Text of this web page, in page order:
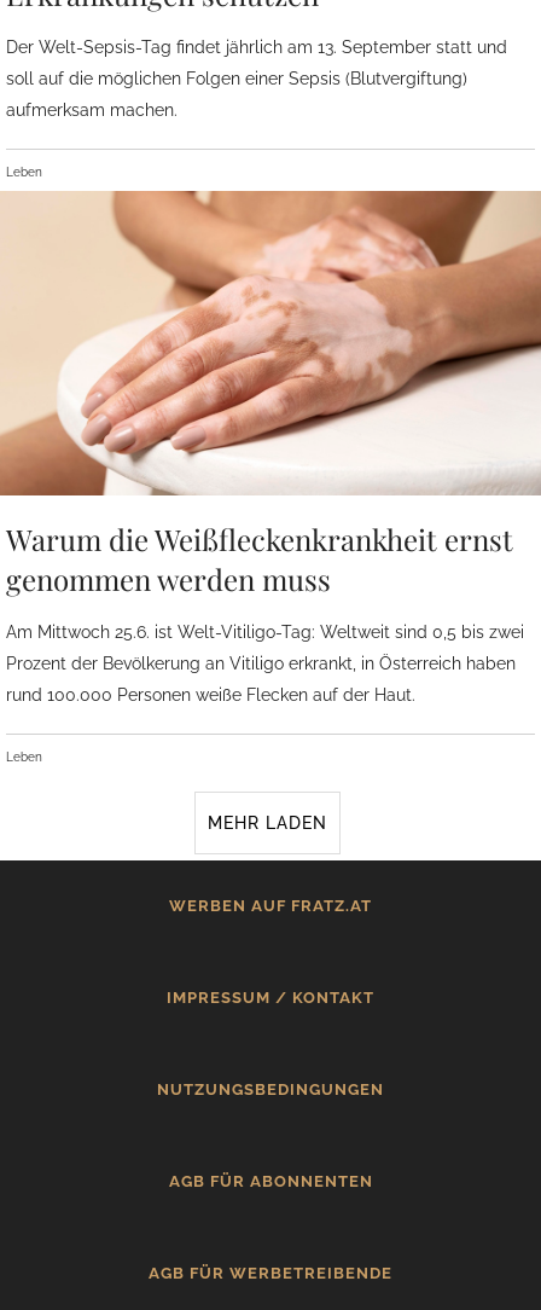
Der Welt-Sepsis-Tag findet jährlich am 13. September statt und
soll auf die möglichen Folgen einer Sepsis (Blutvergiftung)
aufmerksam machen.
Leben
Warum die Weißfleckenkrankheit ernst
genommen werden muss
Am Mittwoch 25.6. ist Welt-Vitiligo-Tag: Weltweit sind 0,5 bis zwei
Prozent der Bevölkerung an Vitiligo erkrankt, in Österreich haben
rund 100.000 Personen weiße Flecken auf der Haut.
Leben
MEHR LADEN
WERBEN AUF FRATZ.AT
IMPRESSUM / KONTAKT
NUTZUNGSBEDINGUNGEN
AGB FÜR ABONNENTEN
AGB FÜR WERBETREIBENDE